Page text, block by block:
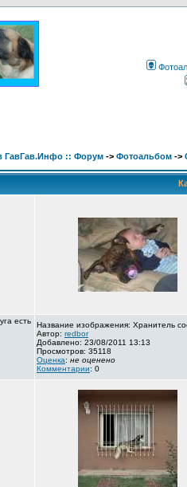
ГавГав.Инфо :: Форум -> Фотоальбом ->
есть
Название изображения: Хранитель
Автор: redbor
Добавлено: 23/08/2011 13:13
Просмотров: 35118
Оценка: не оценено
Комментарии: 0